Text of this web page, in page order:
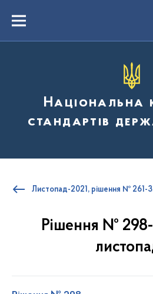
вмістуMenu
Національна
стандартів
Листопад-2021, рішення № 261-
Рішення № 298-